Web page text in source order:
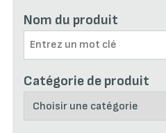
Nom du produit
Catégorie de produit